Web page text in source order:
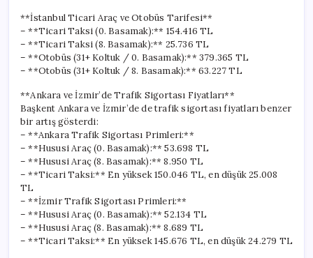
**İstanbul Ticari Araç ve Otobüs Tarifesi**
– **Ticari Taksi (0. Basamak):** 154.416 TL
– **Ticari Taksi (8. Basamak):** 25.736 TL
– **Otobüs (31+ Koltuk / 0. Basamak):** 379.365 TL
– **Otobüs (31+ Koltuk / 8. Basamak):** 63.227 TL
**Ankara ve İzmir’de Trafik Sigortası Fiyatları**
Başkent Ankara ve İzmir’de de trafik sigortası fiyatları benzer
bir artış gösterdi:
– **Ankara Trafik Sigortası Primleri:**
– **Hususi Araç (0. Basamak):** 53.698 TL
– **Hususi Araç (8. Basamak):** 8.950 TL
– **Ticari Taksi:** En yüksek 150.046 TL, en düşük 25.008
TL
– **İzmir Trafik Sigortası Primleri:**
– **Hususi Araç (0. Basamak):** 52.134 TL
– **Hususi Araç (8. Basamak):** 8.689 TL
– **Ticari Taksi:** En yüksek 145.676 TL, en düşük 24.279 TL